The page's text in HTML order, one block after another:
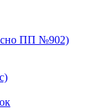
ПП №902)